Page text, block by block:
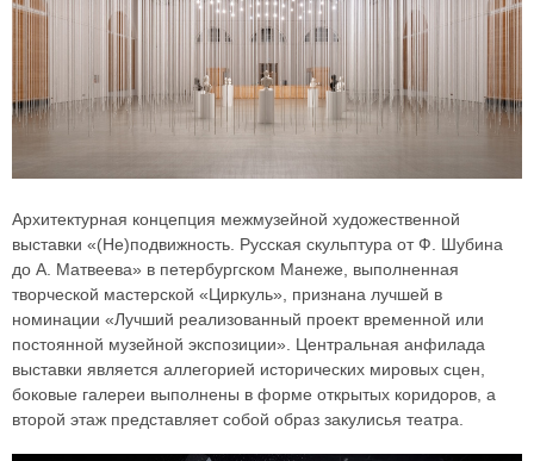
Архитектурная концепция межмузейной художественной
выставки «(Не)подвижность. Русская скульптура от Ф. Шубина
до А. Матвеева» в петербургском Манеже, выполненная
творческой мастерской «Циркуль», признана лучшей в
номинации «Лучший реализованный проект временной или
постоянной музейной экспозиции». Центральная анфилада
выставки является аллегорией исторических мировых сцен,
боковые галереи выполнены в форме открытых коридоров, а
второй этаж представляет собой образ закулисья театра.